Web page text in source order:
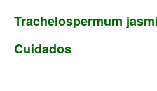
Trachelospermum
Cuidados